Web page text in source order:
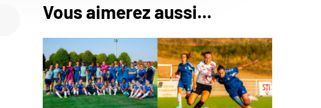
Vous aimerez aussi...